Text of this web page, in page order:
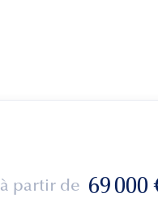
à partir de 69 000